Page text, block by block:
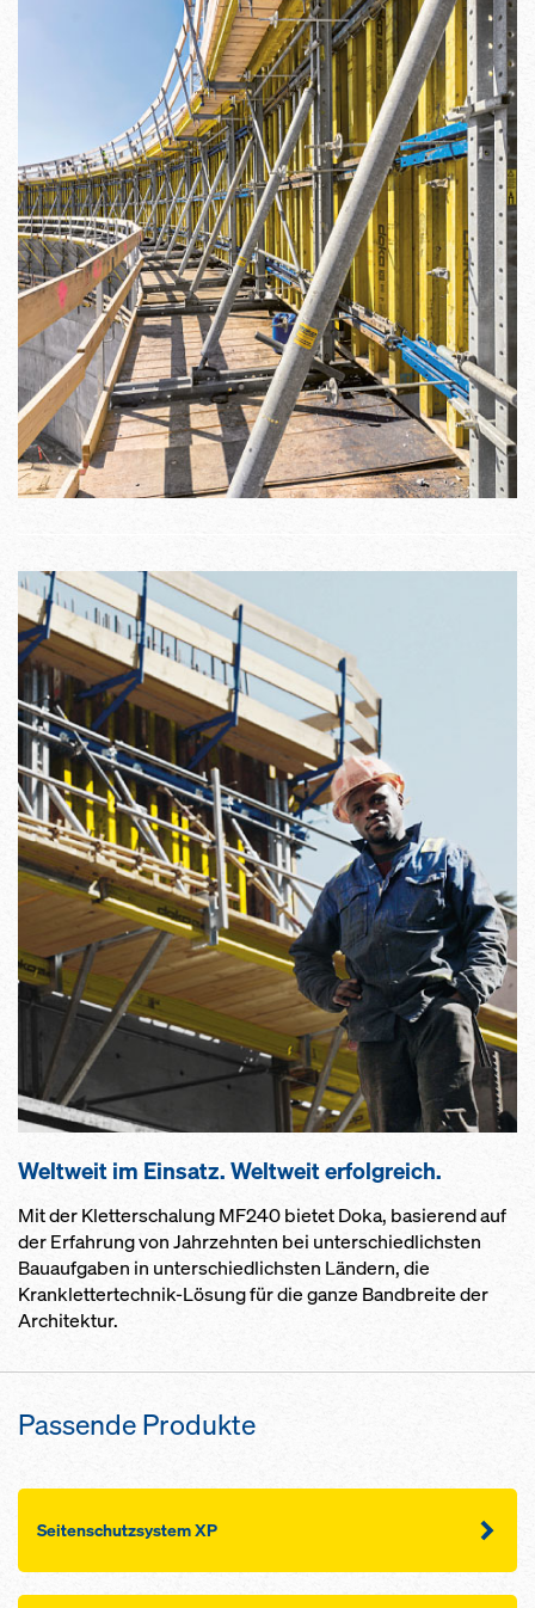
Weltweit im Einsatz. Weltweit erfolgreich.
Mit der Kletterschalung MF240 bietet Doka, basierend auf
der Erfahrung von Jahrzehnten bei unterschiedlichsten
Bauaufgaben in unterschiedlichsten Ländern, die
Kranklettertechnik-Lösung für die ganze Bandbreite der
Architektur.
Passende Produkte
Seitenschutzsystem XP